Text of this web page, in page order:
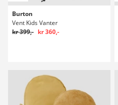
Burton
Vent Kids Vanter
kr 399,- kr 360,-